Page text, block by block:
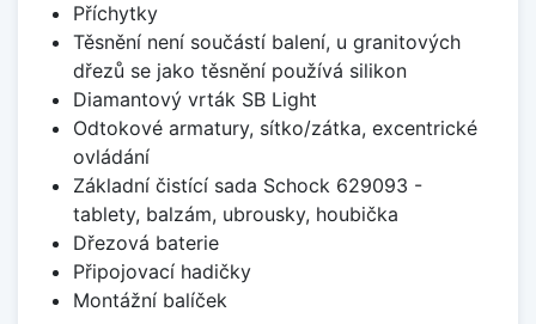
Příchytky
Těsnění není součástí balení, u granitových
dřezů se jako těsnění používá silikon
Diamantový vrták SB Light
Odtokové armatury, sítko/zátka, excentrické
ovládání
Základní čistící sada Schock 629093 -
tablety, balzám, ubrousky, houbička
Dřezová baterie
Připojovací hadičky
Montážní balíček